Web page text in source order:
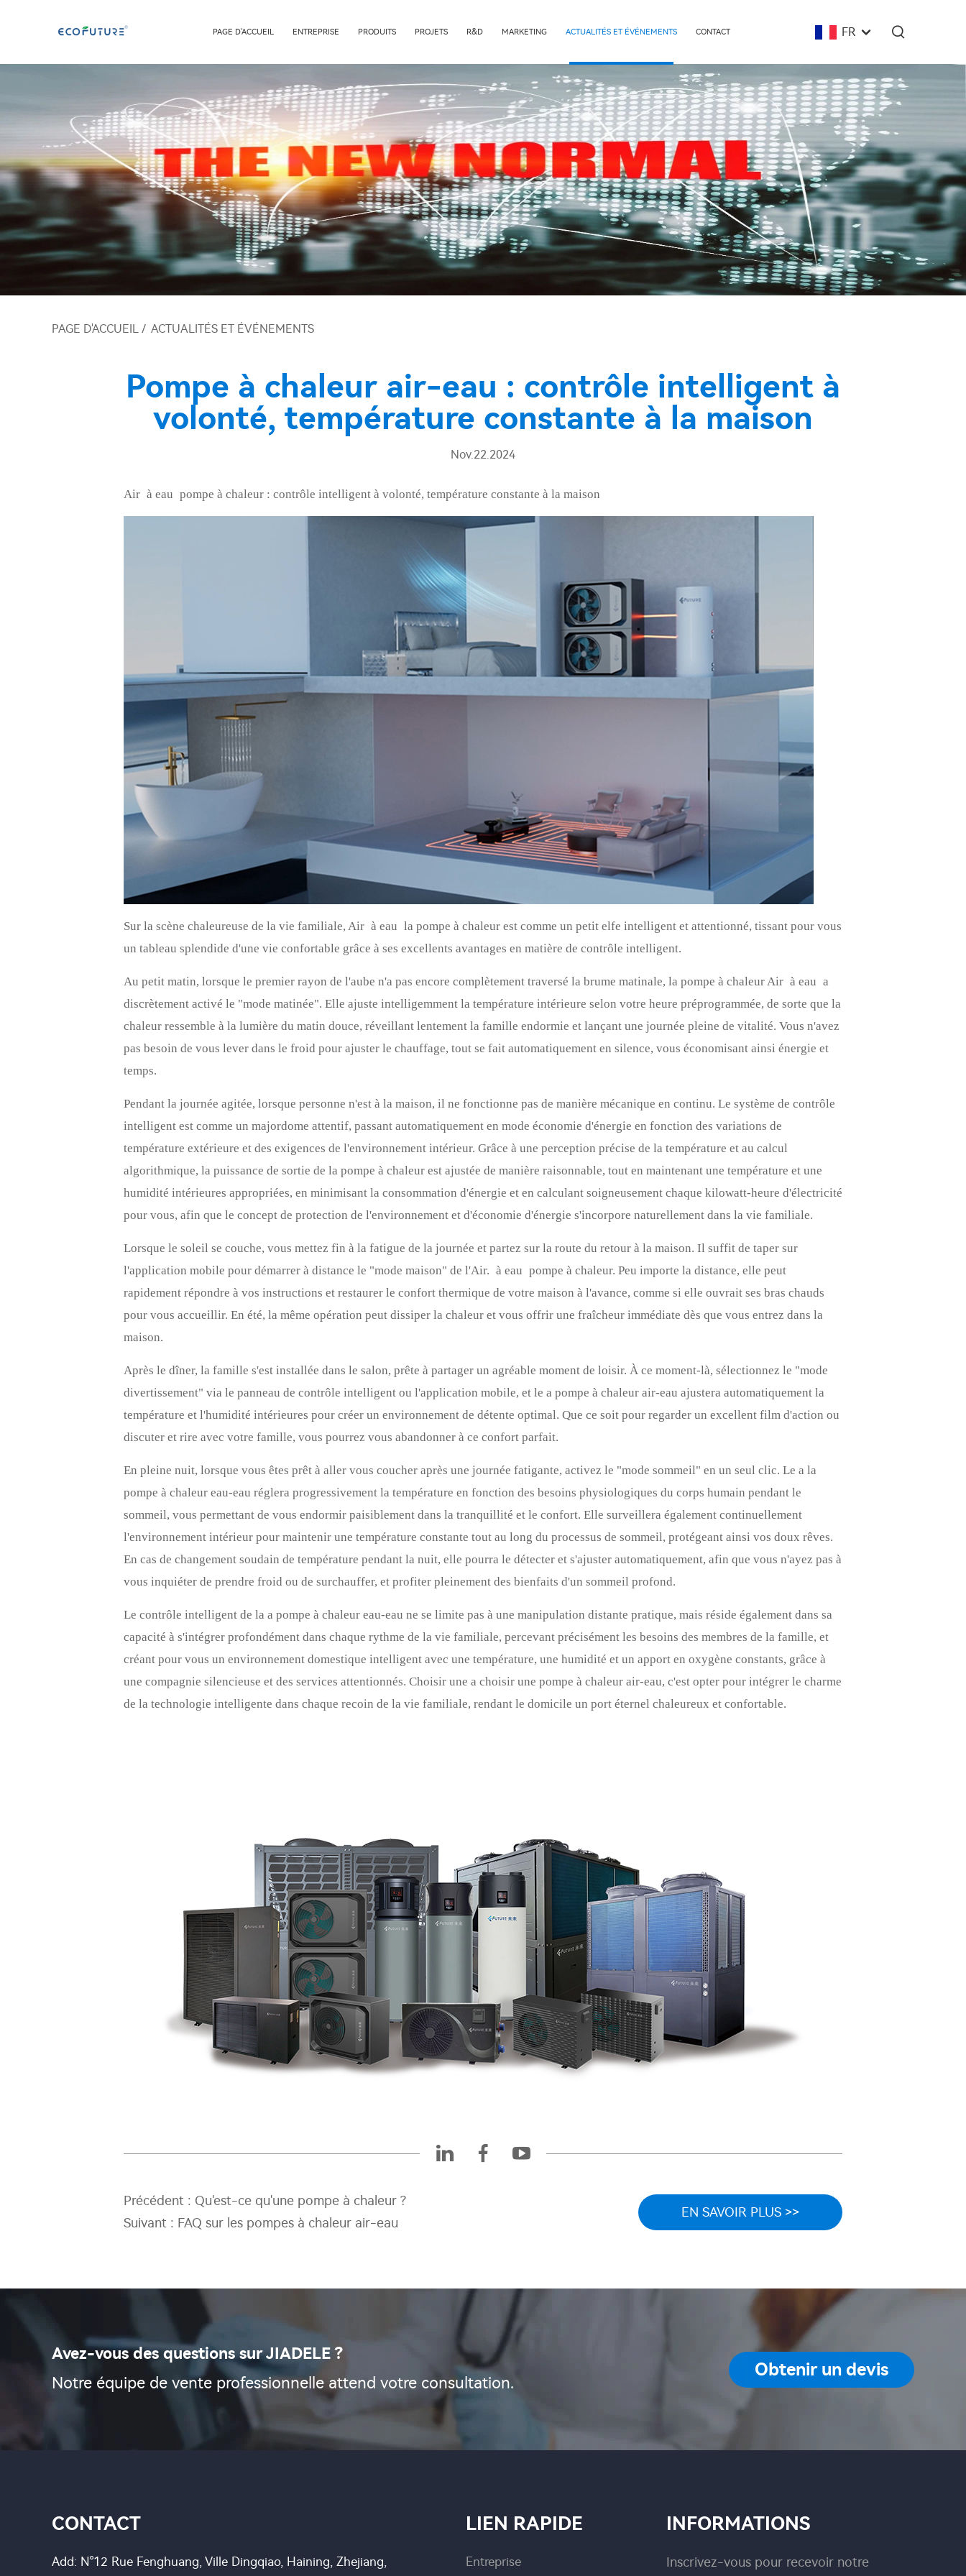
PAGE D'ACCUEIL ENTREPRISE PRODUITS PROJETS R&D MARKETING ACTUALITÉS ET ÉVÉNEMENTS CONTACT FR
PAGE D'ACCUEIL / ACTUALITÉS ET ÉVÉNEMENTS
Pompe à chaleur air-eau : contrôle intelligent à
volonté, température constante à la maison
Nov.22.2024
Air à eau pompe à chaleur : contrôle intelligent à volonté, température constante à la maison
Sur la scène chaleureuse de la vie familiale, Air à eau la pompe à chaleur est comme un petit elfe intelligent et attentionné, tissant pour vous
un tableau splendide d'une vie confortable grâce à ses excellents avantages en matière de contrôle intelligent.
Au petit matin, lorsque le premier rayon de l'aube n'a pas encore complètement traversé la brume matinale, la pompe à chaleur Air à eau a
discrètement activé le "mode matinée". Elle ajuste intelligemment la température intérieure selon votre heure préprogrammée, de sorte que la
chaleur ressemble à la lumière du matin douce, réveillant lentement la famille endormie et lançant une journée pleine de vitalité. Vous n'avez
pas besoin de vous lever dans le froid pour ajuster le chauffage, tout se fait automatiquement en silence, vous économisant ainsi énergie et
temps.
Pendant la journée agitée, lorsque personne n'est à la maison, il ne fonctionne pas de manière mécanique en continu. Le système de contrôle
intelligent est comme un majordome attentif, passant automatiquement en mode économie d'énergie en fonction des variations de
température extérieure et des exigences de l'environnement intérieur. Grâce à une perception précise de la température et au calcul
algorithmique, la puissance de sortie de la pompe à chaleur est ajustée de manière raisonnable, tout en maintenant une température et une
humidité intérieures appropriées, en minimisant la consommation d'énergie et en calculant soigneusement chaque kilowatt-heure d'électricité
pour vous, afin que le concept de protection de l'environnement et d'économie d'énergie s'incorpore naturellement dans la vie familiale.
Lorsque le soleil se couche, vous mettez fin à la fatigue de la journée et partez sur la route du retour à la maison. Il suffit de taper sur
l'application mobile pour démarrer à distance le "mode maison" de l'Air. à eau pompe à chaleur. Peu importe la distance, elle peut
rapidement répondre à vos instructions et restaurer le confort thermique de votre maison à l'avance, comme si elle ouvrait ses bras chauds
pour vous accueillir. En été, la même opération peut dissiper la chaleur et vous offrir une fraîcheur immédiate dès que vous entrez dans la
maison.
Après le dîner, la famille s'est installée dans le salon, prête à partager un agréable moment de loisir. À ce moment-là, sélectionnez le "mode
divertissement" via le panneau de contrôle intelligent ou l'application mobile, et le a pompe à chaleur air-eau ajustera automatiquement la
température et l'humidité intérieures pour créer un environnement de détente optimal. Que ce soit pour regarder un excellent film d'action ou
discuter et rire avec votre famille, vous pourrez vous abandonner à ce confort parfait.
En pleine nuit, lorsque vous êtes prêt à aller vous coucher après une journée fatigante, activez le "mode sommeil" en un seul clic. Le a la
pompe à chaleur eau-eau réglera progressivement la température en fonction des besoins physiologiques du corps humain pendant le
sommeil, vous permettant de vous endormir paisiblement dans la tranquillité et le confort. Elle surveillera également continuellement
l'environnement intérieur pour maintenir une température constante tout au long du processus de sommeil, protégeant ainsi vos doux rêves.
En cas de changement soudain de température pendant la nuit, elle pourra le détecter et s'ajuster automatiquement, afin que vous n'ayez pas à
vous inquiéter de prendre froid ou de surchauffer, et profiter pleinement des bienfaits d'un sommeil profond.
Le contrôle intelligent de la a pompe à chaleur eau-eau ne se limite pas à une manipulation distante pratique, mais réside également dans sa
capacité à s'intégrer profondément dans chaque rythme de la vie familiale, percevant précisément les besoins des membres de la famille, et
créant pour vous un environnement domestique intelligent avec une température, une humidité et un apport en oxygène constants, grâce à
une compagnie silencieuse et des services attentionnés. Choisir une a choisir une pompe à chaleur air-eau, c'est opter pour intégrer le charme
de la technologie intelligente dans chaque recoin de la vie familiale, rendant le domicile un port éternel chaleureux et confortable.
Précédent : Qu'est-ce qu'une pompe à chaleur ?
Suivant : FAQ sur les pompes à chaleur air-eau
EN SAVOIR PLUS >>
Avez-vous des questions sur JIADELE ?
Notre équipe de vente professionnelle attend votre consultation.
Obtenir un devis
CONTACT
Add: N°12 Rue Fenghuang, Ville Dingqiao, Haining, Zhejiang,
LIEN RAPIDE
Entreprise
INFORMATIONS
Inscrivez-vous pour recevoir notre